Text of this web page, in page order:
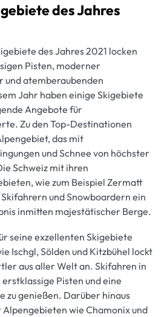
des Jahres
des Jahres 2021 locken
Pisten, moderner
und atemberaubenden
Jahr haben einige Skigebiete
Angebote für
Zu den Top-Destinationen
das mit
und Schnee von höchster
Schweiz mit ihren
wie zum Beispiel Zermatt
und Snowboardern ein
inmitten majestätischer Berge.
seine exzellenten Skigebiete
Ischgl, Sölden und Kitzbühel lockt
aus aller Welt an. Skifahren in
Pisten und eine
zu genießen. Darüber hinaus
wie Chamonix und